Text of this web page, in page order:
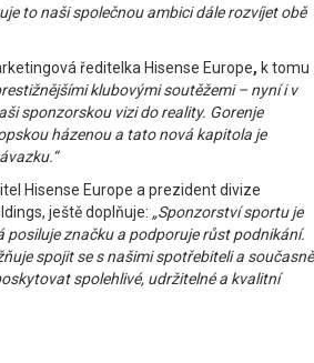
to naši společnou ambici dále rozvíjet obě
ředitelka Hisense Europe, k tomu
klubovými soutěžemi – nyní i v
sponzorskou vizi do reality. Gorenje
házenou a tato nová kapitola je
Hisense Europe a prezident divize
ještě doplňuje: „Sponzorství sportu je
posiluje značku a podporuje růst podnikání.
spojit se s našimi spotřebiteli a současně
spolehlivé, udržitelné a kvalitní